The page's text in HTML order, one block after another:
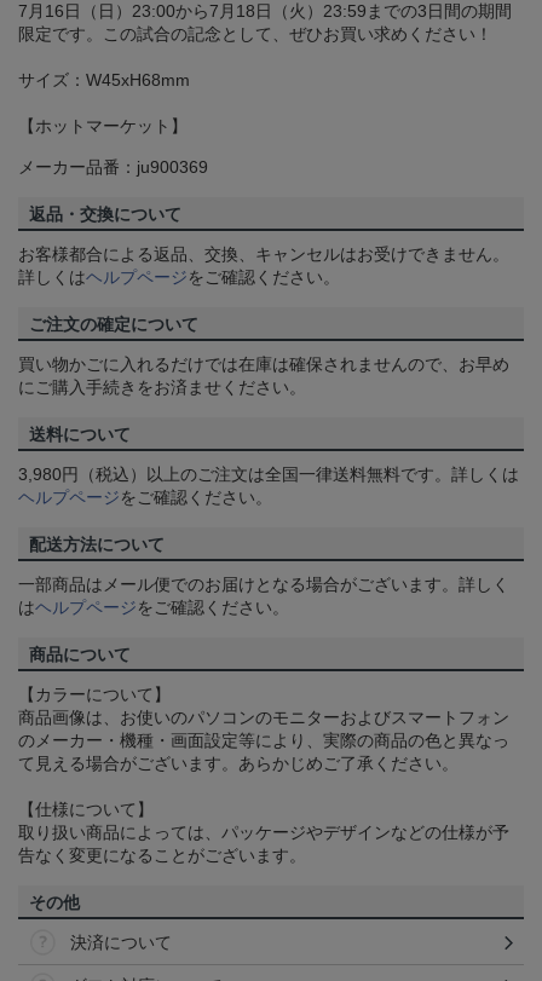
7月16日（日）23:00から7月18日（火）23:59までの3日間の期間
限定です。この試合の記念として、ぜひお買い求めください！
サイズ：W45xH68mm
【ホットマーケット】
メーカー品番：ju900369
返品・交換について
お客様都合による返品、交換、キャンセルはお受けできません。
詳しくはヘルプページをご確認ください。
ご注文の確定について
買い物かごに入れるだけでは在庫は確保されませんので、お早め
にご購入手続きをお済ませください。
送料について
3,980円（税込）以上のご注文は全国一律送料無料です。詳しくは
ヘルプページをご確認ください。
配送方法について
一部商品はメール便でのお届けとなる場合がございます。詳しく
はヘルプページをご確認ください。
商品について
【カラーについて】
商品画像は、お使いのパソコンのモニターおよびスマートフォン
のメーカー・機種・画面設定等により、実際の商品の色と異なっ
て見える場合がございます。あらかじめご了承ください。
【仕様について】
取り扱い商品によっては、パッケージやデザインなどの仕様が予
告なく変更になることがございます。
その他
決済について